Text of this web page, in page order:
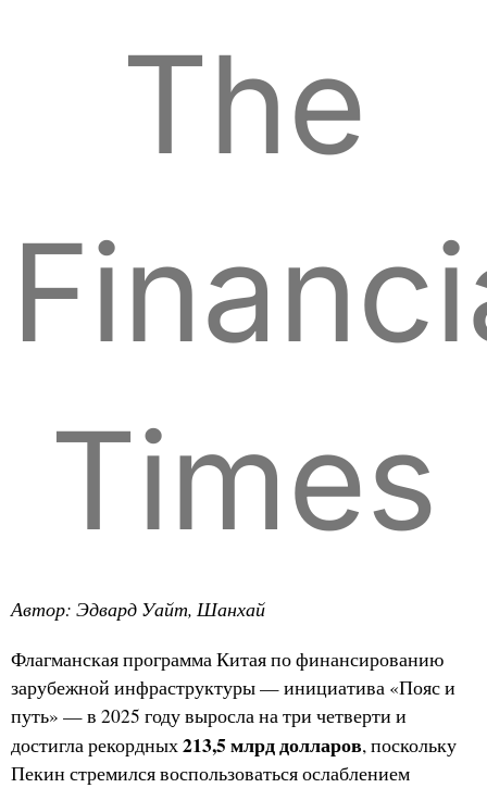
The
Times
Автор: Эдвард Уайт, Шанхай
Флагманская программа Китая по финансированию
зарубежной инфраструктуры — инициатива «Пояс и
путь» — в 2025 году выросла на три четверти и
достигла рекордных213,5 млрд долларов, поскольку
Пекин стремился воспользоваться ослаблением